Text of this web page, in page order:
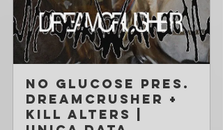
No Glucose pres.
dreamcrusher +
Kill Alters |